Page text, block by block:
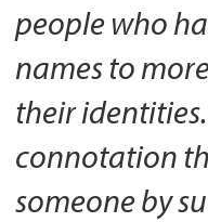
people who
names to
their
connotation
someone by